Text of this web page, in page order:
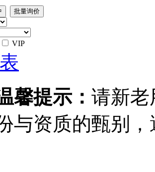
VIP
馨提示： 请新老
与资质的甄别